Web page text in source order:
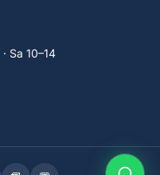
Sa 10–14